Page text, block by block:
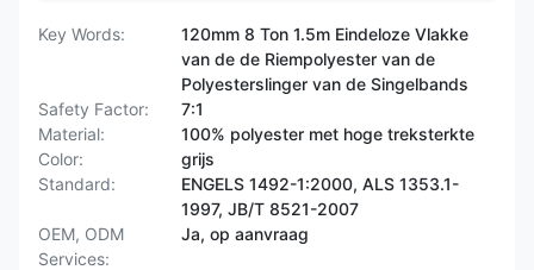
Key Words:
120mm 8 Ton 1.5m Eindeloze Vlakke
van de de Riempolyester van de
Polyesterslinger van de Singelbands
Safety Factor:
7:1
Material:
100% polyester met hoge treksterkte
Color:
grijs
Standard:
ENGELS 1492-1:2000, ALS 1353.1-
1997, JB/T 8521-2007
OEM, ODM
Services:
Ja, op aanvraag